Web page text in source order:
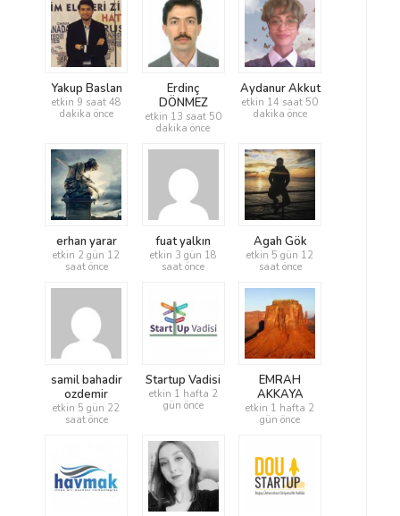
Yakup Baslan
etkin 9 saat 48
dakika önce
Erdinç
DÖNMEZ
etkin 13 saat 50
dakika önce
Aydanur Akkut
etkin 14 saat 50
dakika önce
erhan yarar
etkin 2 gün 12
saat önce
fuat yalkın
etkin 3 gün 18
saat önce
Agah Gök
etkin 5 gün 12
saat önce
samil bahadir
ozdemir
etkin 5 gün 22
saat önce
Startup Vadisi
etkin 1 hafta 2
gün önce
EMRAH
AKKAYA
etkin 1 hafta 2
gün önce